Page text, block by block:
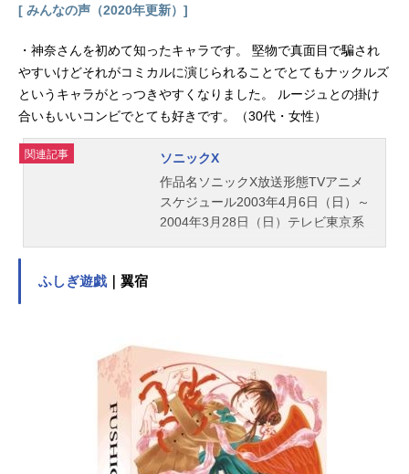
ス・F・ブランシュタイン：置鮎龍太
キ・アンドー：緑川光アラド・バラ
ンガ：鶏内一也ゼオラ・シュバイツ
ァー：かかずゆみアクセル・アルマ
ー：神奈延年スタッフ原作：SRプロ
デュースチーム監督：大張正己監
修：寺田貴信 森住惣一郎シリーズ
構成・脚本：竹田裕一郎 八房龍之
助キャラクター総作画監督：椛島洋
介メカニック総作画監督：山根理宏
[ みんなの声（2020年更新）]
・神奈さんを初めて知ったキャラです。 堅物で真面目で騙され
やすいけどそれがコミカルに演じられることでとてもナックルズ
というキャラがとっつきやすくなりました。 ルージュとの掛け
合いもいいコンビでとても好きです。（30代・女性）
関連記事
ソニックX
作品名ソニックX放送形態TVアニメ
スケジュール2003年4月6日（日）～
2004年3月28日（日）テレビ東京系
スタッフ監督：亀垣一シリーズ構
成：まさきひろキャラクター原案：
上川祐司キャラクターデザイン：平
山智メカ作画監督：渡辺圭祐メカキ
ャラクターデザイン：森木靖泰美術
監督：飯島由樹子音響監督：百瀬慶
ふしぎ遊戯 ｜翼宿